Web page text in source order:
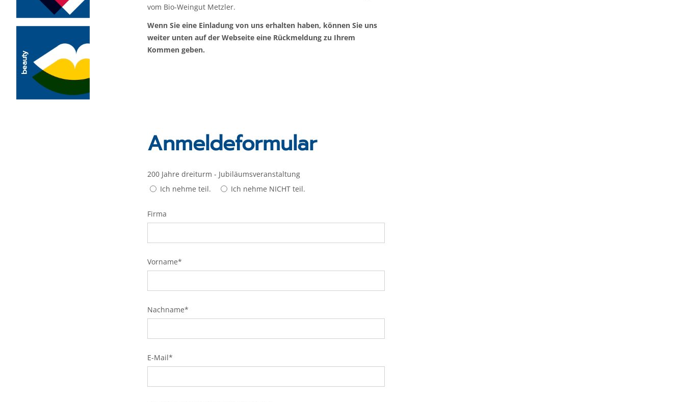
beauty
vom Bio-Weingut Metzler.
Wenn Sie eine Einladung von uns erhalten haben, können Sie uns
weiter unten auf der Webseite eine Rückmeldung zu Ihrem
Kommen geben.
Anmeldeformular
200 Jahre dreiturm - Jubiläumsveranstaltung
Ich nehme teil.
Ich nehme NICHT teil.
Firma
Vorname*
Bitte lasse dieses Feld leer.
Nachname*
E-Mail*